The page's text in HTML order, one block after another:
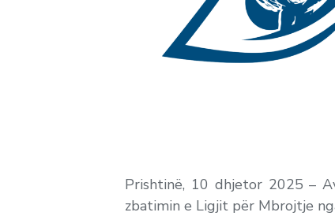
Prishtinë, 10 dhjetor 2025 –
zbatimin e Ligjit për Mbrojtje